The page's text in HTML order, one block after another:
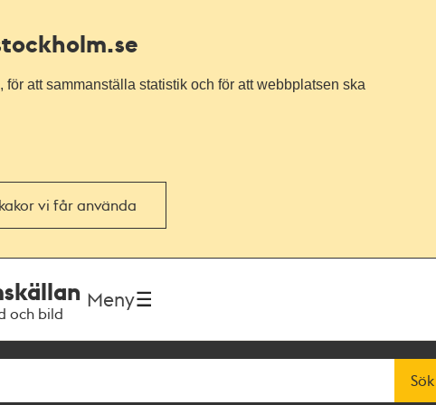
att sammanställa statistik och för att webbplatsen ska
vi får använda
och bild
Meny
Sök